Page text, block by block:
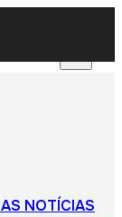
NOTÍCIAS